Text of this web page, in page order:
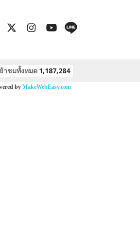
าชมทั้งหมด 1,187,284
by MakeWebEasy.com